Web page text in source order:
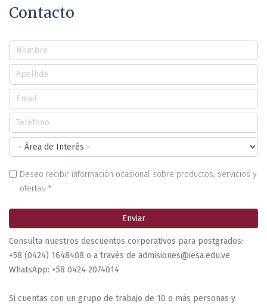
Contacto
Deseo recibir información ocasional sobre productos, servicios y
ofertas *
Enviar
Consulta nuestros descuentos corporativos para postgrados:
+58 (0424) 1648408 o a través de admisiones@iesa.edu.ve
WhatsApp: +58 0424 2074014
Si cuentas con un grupo de trabajo de 10 o más personas y